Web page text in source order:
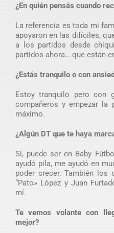
¿En quién pensás cuando
La referencia es toda mi
apoyaron en las difíciles,
a los partidos desde
partidos ahora… que están
¿Estás tranquilo o con
Estoy tranquilo pero con
compañeros y empezar la
máximo.
¿Algún DT que te haya
Si, puede ser en Baby
ayudó pila, me ayudó en
poder crecer. También los
“Pato» López y Juan
mí.
Te vemos volante con
mejor?